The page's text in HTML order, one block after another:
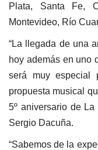
Plata, Santa Fe,
Montevideo, Río
“La llegada de una
hoy además en uno
será muy especial
propuesta musical
5º aniversario de
Sergio Dacuña.
“Sabemos de la